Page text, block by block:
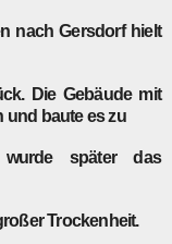
nach Gersdorf hielt
Die Gebäude mit
und baute es zu
später das
Trockenheit.